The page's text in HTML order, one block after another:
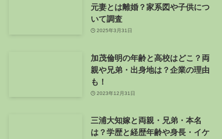
元妻とは離婚？家系図や子供につ
いて調査
2025年3月31日
加茂倫明の年齢と高校はどこ？両
親や兄弟・出身地は？企業の理由
も！
2023年12月31日
三浦大知嫁と両親・兄弟・本名
は？学歴と経歴年齢や身長・イケ